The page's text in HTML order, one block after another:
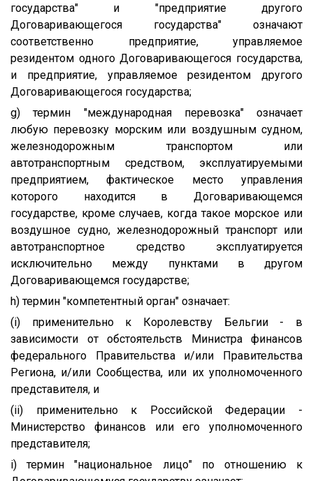
государства" и "предприятие другого
Договаривающегося государства" означают
соответственно предприятие, управляемое
резидентом одного Договаривающегося государства,
и предприятие, управляемое резидентом другого
Договаривающегося государства;
g) термин "международная перевозка" означает
любую перевозку морским или воздушным судном,
железнодорожным транспортом или
автотранспортным средством, эксплуатируемыми
предприятием, фактическое место управления
которого находится в Договаривающемся
государстве, кроме случаев, когда такое морское или
воздушное судно, железнодорожный транспорт или
автотранспортное средство эксплуатируется
исключительно между пунктами в другом
Договаривающемся государстве;
h) термин "компетентный орган" означает:
(i) применительно к Королевству Бельгии - в
зависимости от обстоятельств Министра финансов
федерального Правительства и/или Правительства
Региона, и/или Сообщества, или их уполномоченного
представителя, и
(ii) применительно к Российской Федерации -
Министерство финансов или его уполномоченного
представителя;
i) термин "национальное лицо" по отношению к